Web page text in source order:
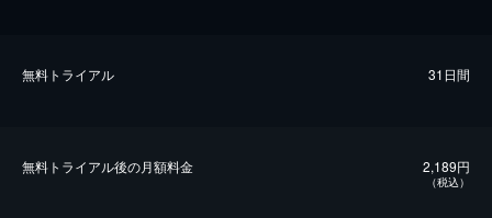
無料トライアル 31日間
無料トライアル後の⽉額料金 2,189円
（税込）